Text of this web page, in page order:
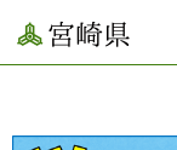
宮崎県